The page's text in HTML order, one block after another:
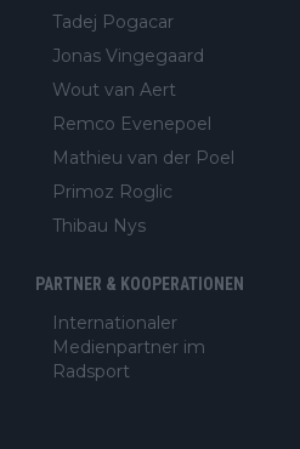
Tadej Pogacar
Jonas Vingegaard
Wout van Aert
Remco Evenepoel
Mathieu van der Poel
Primoz Roglic
Thibau Nys
PARTNER & KOOPERATIONEN
Internationaler
Medienpartner im
Radsport